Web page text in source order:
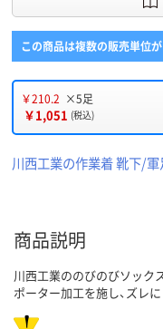
この商品は複数の販売単位
￥210.2 ×5足
￥1,051 (税込)
川西工業の作業着 靴下/
商品説明
川西工業ののびのびソック
ポーター加工を施し、ズレ